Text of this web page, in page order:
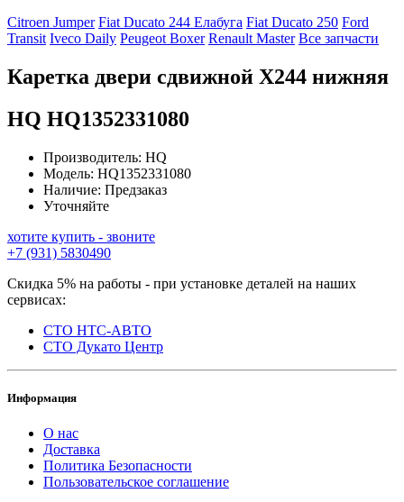
Citroen Jumper Fiat Ducato 244 Елабуга Fiat Ducato 250 Ford
Transit Iveco Daily Peugeot Boxer Renault Master Все запчасти
Каретка двери сдвижной Х244 нижняя
HQ HQ1352331080
Производитель: HQ
Модель: HQ1352331080
Наличие: Предзаказ
Уточняйте
хотите купить - звоните
+7 (931) 5830490
Скидка 5% на работы - при установке деталей на наших
сервисах:
СТО НТС-АВТО
СТО Дукато Центр
Информация
О нас
Доставка
Политика Безопасности
Пользовательское соглашение